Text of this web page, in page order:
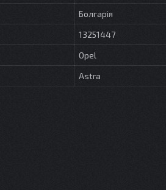
Болгарія
13251447
Opel
Astra